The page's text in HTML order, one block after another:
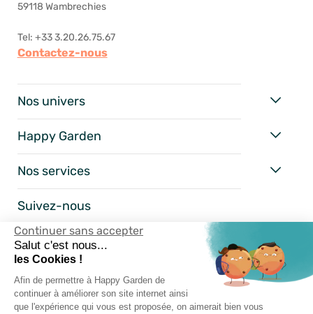
Continuer sans accepter
Salut c'est nous...
les Cookies !
Afin de permettre à Happy Garden de
continuer à améliorer son site internet ainsi
que l'expérience qui vous est proposée, on aimerait bien vous
59118 Wambrechies
Tel: +33 3.20.26.75.67
Contactez-nous
Nos univers
Happy Garden
Nos services
Suivez-nous